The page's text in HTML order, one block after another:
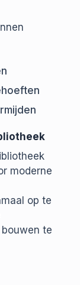
moderne
op te
te